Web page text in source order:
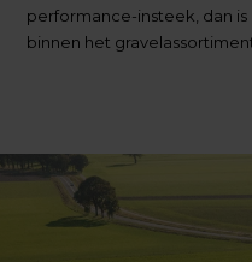
performance-insteek, dan
binnen het